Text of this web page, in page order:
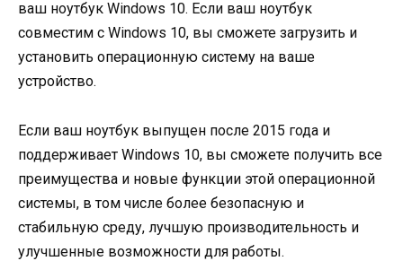
ваш ноутбук Windows 10. Если ваш ноутбук
совместим с Windows 10, вы сможете загрузить и
установить операционную систему на ваше
устройство.
Если ваш ноутбук выпущен после 2015 года и
поддерживает Windows 10, вы сможете получить все
преимущества и новые функции этой операционной
системы, в том числе более безопасную и
стабильную среду, лучшую производительность и
улучшенные возможности для работы.